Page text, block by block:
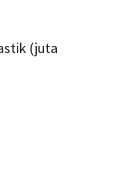
(juta